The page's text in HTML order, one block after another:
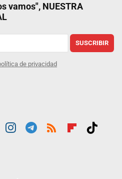
vamos", NUESTRA
SUSCRIBIR
de privacidad